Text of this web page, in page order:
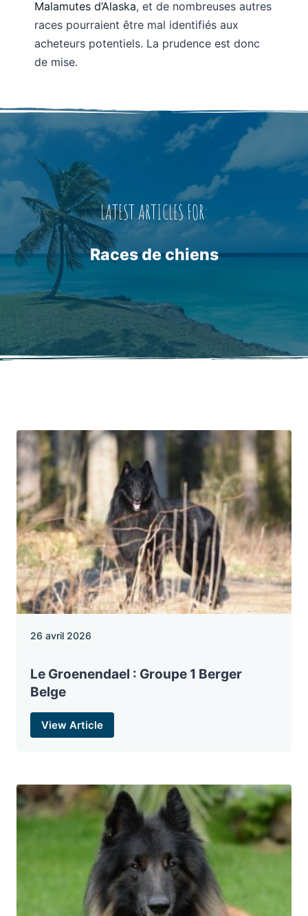
Malamutes d’Alaska, et de nombreuses autres
races pourraient être mal identifiés aux
acheteurs potentiels. La prudence est donc
de mise.
LATEST ARTICLES FOR:
Races de chiens
26 avril 2026
Le Groenendael : Groupe 1 Berger
Belge
View Article